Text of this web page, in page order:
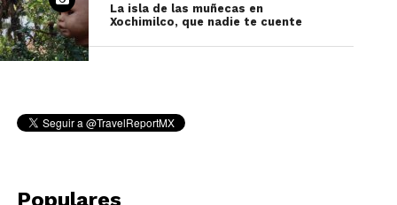
construcción de la catedral se paralizaron, el
La isla de las muñecas en
Xochimilco, que nadie te cuente
Populares